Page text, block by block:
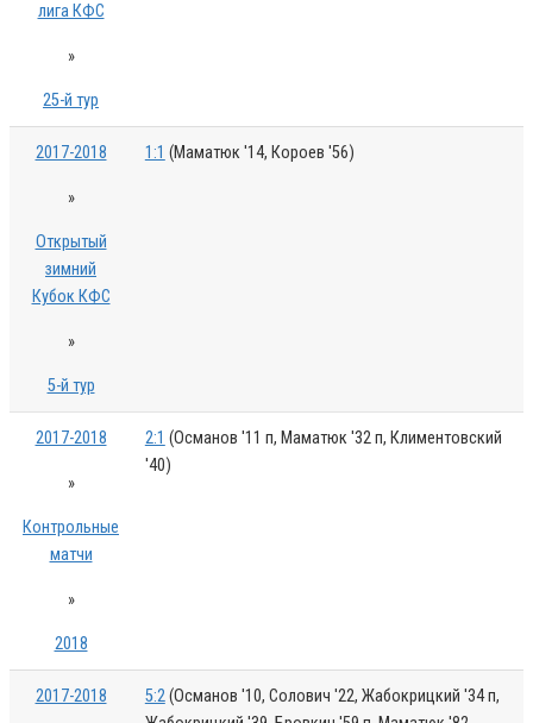
лига КФС
»
25-й тур
2017-2018
»
Открытый
зимний
Кубок КФС
»
5-й тур
1:1 (Маматюк '14, Короев '56)
2017-2018
»
Контрольные
матчи
»
2018
2:1 (Османов '11 п, Маматюк '32 п, Климентовский
'40)
2017-2018 5:2(Османов '10, Солович '22, Жабокрицкий '34 п,